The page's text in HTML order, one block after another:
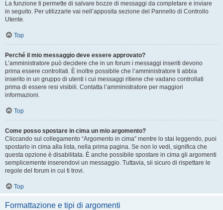
La funzione ti permette di salvare bozze di messaggi da completare e inviare
in seguito. Per utilizzarle vai nell’apposita sezione del Pannello di Controllo
Utente.
Top
Perché il mio messaggio deve essere approvato?
L’amministratore può decidere che in un forum i messaggi inseriti devono
prima essere controllati. È inoltre possibile che l’amministratore ti abbia
inserito in un gruppo di utenti i cui messaggi ritiene che vadano controllati
prima di essere resi visibili. Contatta l’amministratore per maggiori
informazioni.
Top
Come posso spostare in cima un mio argomento?
Cliccando sul collegamento “Argomento in cima” mentre lo stai leggendo, puoi
spostarlo in cima alla lista, nella prima pagina. Se non lo vedi, significa che
questa opzione è disabilitata. È anche possibile spostare in cima gli argomenti
semplicemente inserendovi un messaggio. Tuttavia, sii sicuro di rispettare le
regole del forum in cui ti trovi.
Top
Formattazione e tipi di argomenti